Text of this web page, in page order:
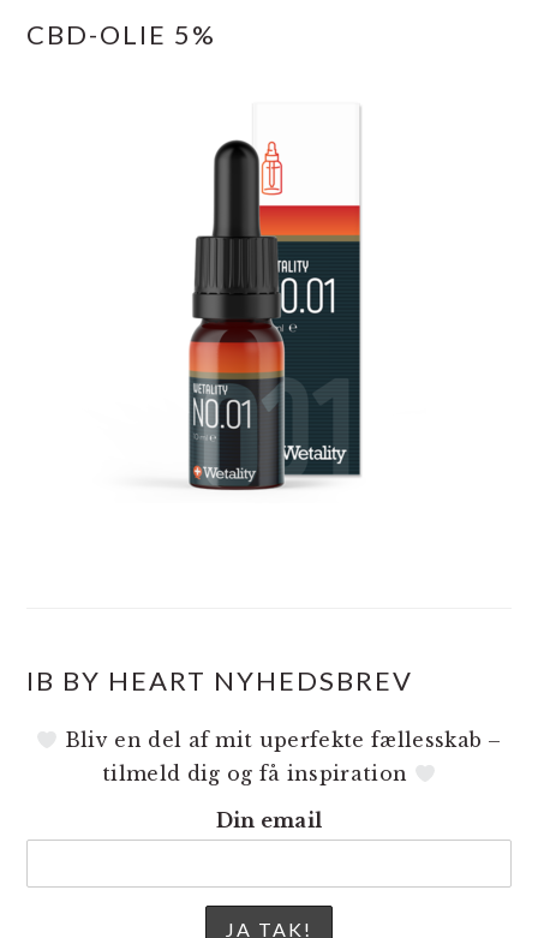
CBD-OLIE 5%
IB BY HEART NYHEDSBREV
Bliv en del af mit uperfekte fællesskab –
tilmeld dig og få inspiration
Din email